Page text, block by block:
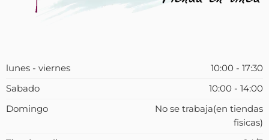
lunes - viernes
10:00 - 17:30
Sabado
10:00 - 14:00
Domingo
No se trabaja(en tiendas
fisicas)